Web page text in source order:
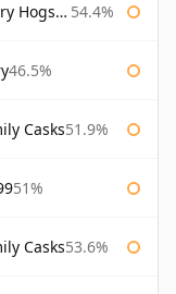
#1326 54.4%
46.5%
Casks51.9%
51%
Casks53.6%